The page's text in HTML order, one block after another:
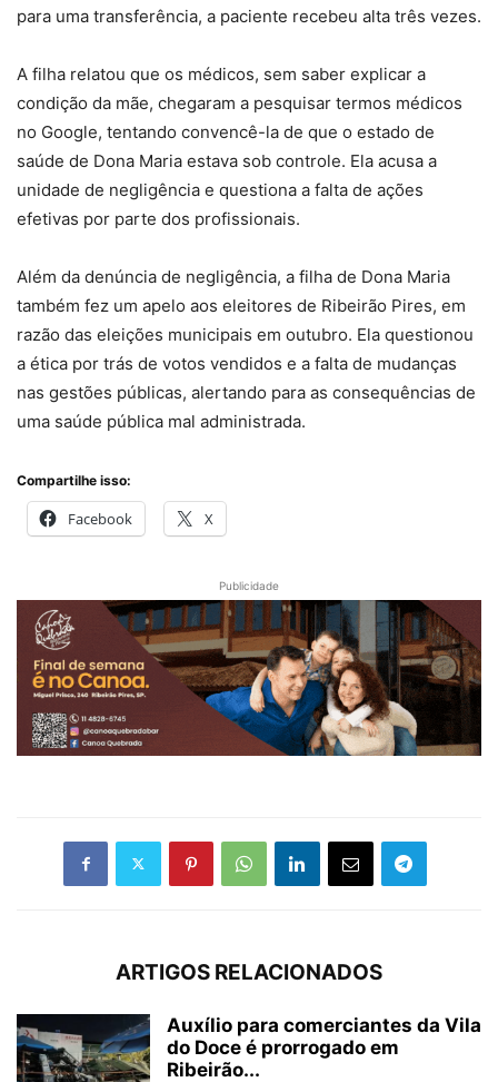
para uma transferência, a paciente recebeu alta três vezes.
A filha relatou que os médicos, sem saber explicar a
condição da mãe, chegaram a pesquisar termos médicos
no Google, tentando convencê-la de que o estado de
saúde de Dona Maria estava sob controle. Ela acusa a
unidade de negligência e questiona a falta de ações
efetivas por parte dos profissionais.
Além da denúncia de negligência, a filha de Dona Maria
também fez um apelo aos eleitores de Ribeirão Pires, em
razão das eleições municipais em outubro. Ela questionou
a ética por trás de votos vendidos e a falta de mudanças
nas gestões públicas, alertando para as consequências de
uma saúde pública mal administrada.
Compartilhe isso:
Facebook X
Publicidade
ARTIGOS RELACIONADOS
Auxílio para comerciantes da Vila
do Doce é prorrogado em
Ribeirão...